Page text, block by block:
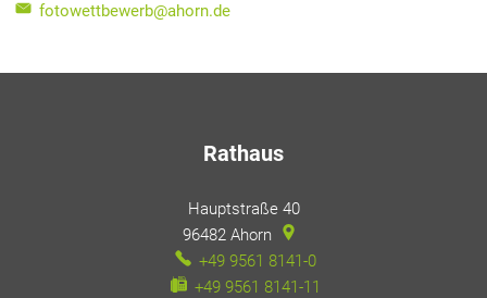
fotowettbewerb@ahorn.de
Rathaus
Hauptstraße 40
96482 Ahorn
+49 9561 8141-0
+49 9561 8141-11